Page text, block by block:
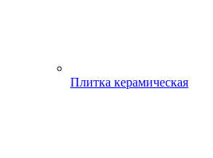
Плитка керамическая